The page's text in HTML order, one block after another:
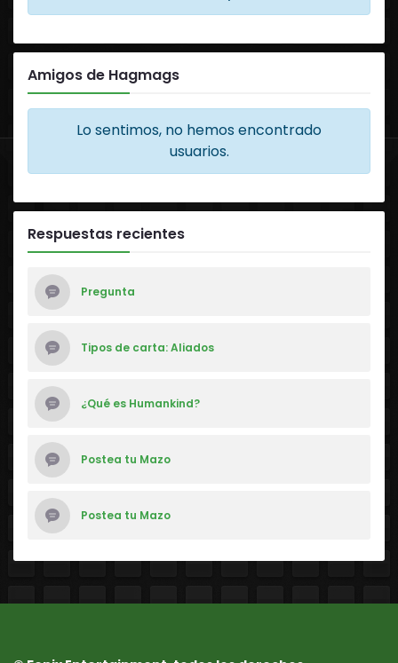
Amigos de Hagmags
Lo sentimos, no hemos encontrado
usuarios.
Respuestas recientes
Pregunta
Tipos de carta: Aliados
¿Qué es Humankind?
Postea tu Mazo
Postea tu Mazo